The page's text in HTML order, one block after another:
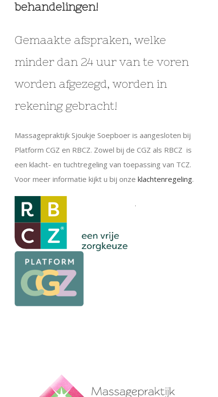
behandelingen!
Gemaakte afspraken, welke
minder dan 24 uur van te voren
worden afgezegd, worden in
rekening gebracht!
Massagepraktijk Sjoukje Soepboer is aangesloten bij
Platform CGZ en RBCZ. Zowel bij de CGZ als RBCZ is
een klacht- en tuchtregeling van toepassing van TCZ.
Voor meer informatie kijkt u bij onze klachtenregeling.
.